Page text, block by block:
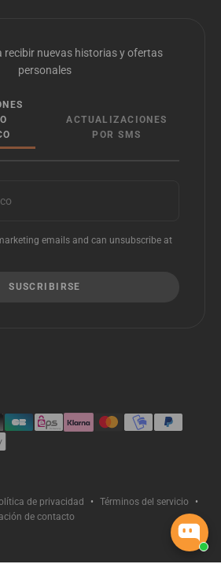
recibir nuevas historias y ofertas
personales
ACTUALIZACIONES
POR SMS
emails and can unsubscribe at
SUSCRIBIRSE
de privacidad
Términos del servicio
de contacto